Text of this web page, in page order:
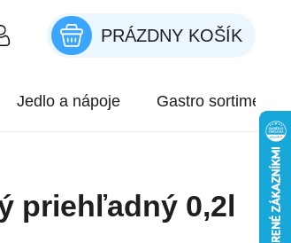
NÁKUPNÝ KOŠÍK
PRÁZDNY KOŠÍK
Jedlo a nápoje Gastro sortiment
priehľadný 0,2l